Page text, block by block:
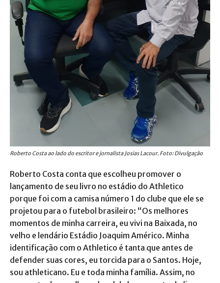
Roberto Costa ao lado do escritor e jornalista Josias Lacour. Foto: Divulgação
Roberto Costa conta que escolheu promover o
lançamento de seu livro no estádio do Athletico
porque foi com a camisa número 1 do clube que ele se
projetou para o futebol brasileiro: “Os melhores
momentos de minha carreira, eu vivi na Baixada, no
velho e lendário Estádio Joaquim Américo. Minha
identificação com o Athletico é tanta que antes de
defender suas cores, eu torcida para o Santos. Hoje,
sou athleticano. Eu e toda minha família. Assim, no